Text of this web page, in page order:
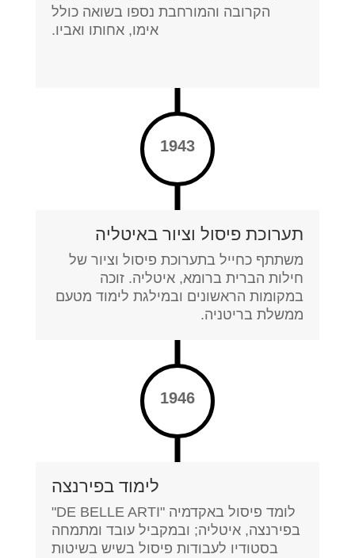
הקרובה והמורחבת נספו בשואה כולל
אימו, אחותו ואביו.
1943
תערוכת פיסול וציור באיטליה
משתתף כחייל בתערוכת פיסול וציור של
חילות הברית ברומא, איטליה. זוכה
במקומות הראשונים ובמילגת לימוד מטעם
ממשלת בריטניה.
1946
לימוד בפירנצה
לומד פיסול באקדמיה "DE BELLE ARTI"
בפירנצה, איטליה; ובמקביל עובד ומתמחה
בסטודיו לעבודות פיסול בשיש בשיטות